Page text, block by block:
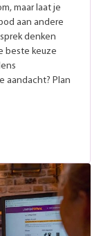
maar laat je
aan andere
denken
beste keuze
aandacht? Plan